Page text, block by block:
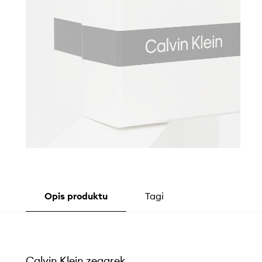
Opis produktu Tagi